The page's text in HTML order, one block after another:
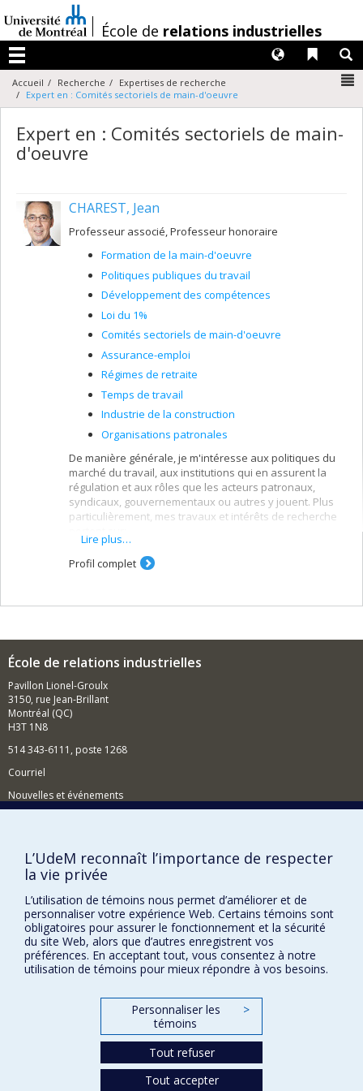
au
contenu
/École de relations industrielles
Menu
Liens
Langues
Accueil Recherche
Expertises de recherche
Expert en : Comités sectoriels de main-d'oeuvre
Expert en : Comités sectoriels de main-
d'oeuvre
CHAREST, Jean
Professeur associé, Professeur honoraire
Formation de la main-d'oeuvre
Politiques publiques du travail
Développement des compétences
Loi du 1%
Comités sectoriels de main-d'oeuvre
Assurance-emploi
Régimes de retraite
Temps de travail
Industrie de la construction
Organisations patronales
De manière générale, je m'intéresse aux politiques du
marché du travail, aux institutions qui en assurent la
régulation et aux rôles que les acteurs patronaux,
syndicaux, gouvernementaux ou autres y jouent. Plus
particulièrement, mes travaux et intérêts de recherche
la formation et le développement de la main-
d'oeuvre
les pratiques favorisant le développement des
les différents régimes ou programmes soutenant
(assurance emploi, régimes de retraite, temps de
travail, etc.)
les régimes ou mécanismes sectoriels (industrie
l'organisation et l'action patronale
national ou international, allant des études de cas à des
analyses comparatives.
Lire plus…
Profil complet
École de relations industrielles
Pavillon Lionel-Groulx
3150, rue Jean-Brillant
Montréal (QC)
H3T 1N8
514 343-6111, poste 1268
Courriel
Nouvelles et événements
BESOIN D'AIDE?
Plan du site
Signaler une erreur
Accessibilité
FACULTÉ DES ARTS ET DES SCIENCES
Nos centres d'études
L’UdeM reconnaît l’importance de respecter
la vie privée
L’utilisation de témoins nous permet d’améliorer et de
personnaliser votre expérience Web. Certains témoins sont
obligatoires pour assurer le fonctionnement et la sécurité
du site Web, alors que d’autres enregistrent vos
préférences. En acceptant tout, vous consentez à notre
utilisation de témoins pour mieux répondre à vos besoins.
Personnaliser les
témoins
>
Tout refuser
Tout accepter